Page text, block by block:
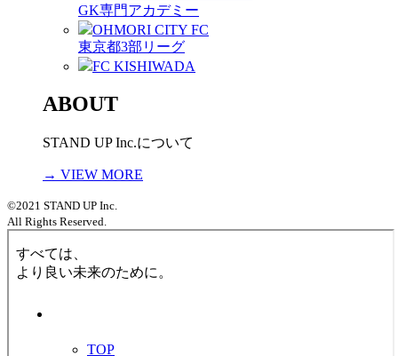
GK専門アカデミー
OHMORI CITY FC
東京都3部リーグ
FC KISHIWADA
ABOUT
STAND UP Inc.について
→ VIEW MORE
©2021 STAND UP Inc.
All Rights Reserved.